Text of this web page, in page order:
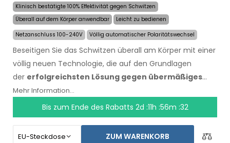
Klinisch bestätigte 100% Effektivität gegen Schwitzen
Überall auf dem Körper anwendbar
Leicht zu bedienen
Netzanschluss 100-240V
Völlig automatischer Polaritätswechsel
Beseitigen Sie das Schwitzen überall am Körper mit einer
völlig neuen Technologie, die auf den Grundlagen
der erfolgreichsten Lösung gegen übermäßiges
Schwitzendes letzten Jahrzehnts aufbaut. Die erste
und bisher einzige Lösung auf der Welt, die bei 100% der
Teilnehmer an klinischen Studien das Schwitzen stoppte.
Mehr Information...
Bis zum Ende des Rabatts2d :11h :56m :31
ZUM WARENKORB